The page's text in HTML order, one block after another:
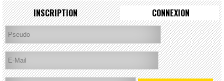
INSCRIPTION CONNEXION